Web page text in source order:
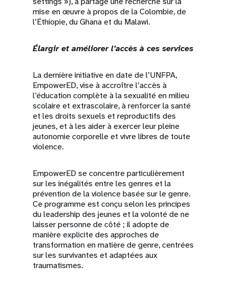
mise en œuvre à propos de la Colombie, de
l’Éthiopie, du Ghana et du Malawi.
Élargir et améliorer l’accès à ces services
La dernière initiative en date de l’UNFPA,
EmpowerED, vise à accroître l’accès à
l’éducation complète à la sexualité en milieu
scolaire et extrascolaire, à renforcer la santé
et les droits sexuels et reproductifs des
jeunes, et à les aider à exercer leur pleine
autonomie corporelle et vivre libres de toute
violence.
EmpowerED se concentre particulièrement
sur les inégalités entre les genres et la
prévention de la violence basée sur le genre.
Ce programme est conçu selon les principes
du leadership des jeunes et la volonté de ne
laisser personne de côté ; il adopte de
manière explicite des approches de
transformation en matière de genre, centrées
sur les survivantes et adaptées aux
traumatismes.